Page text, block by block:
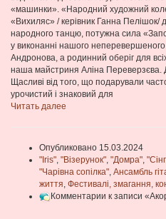
«машинки». «Народний художний
«Вихиляс» / керівник Ганна Пелішок/
народного танцю, потужна сила
у виконанні нашого
Андронова, а родинний оберіг для
наша майстриня Аліна Переверзєва.
Щасливі від того, що подарували
урочистий і знаковий для
Читать далее
Опубликовано 15.03.2024
"Iris", "Візерунок", "Домра",
"Чарівна сопілка", Ансамбль
життя, Фестивалі, змагання,
Комментарии к записи